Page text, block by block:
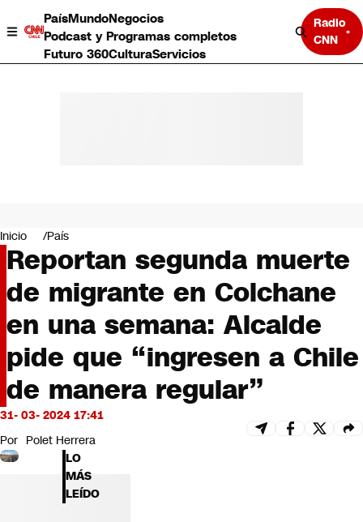
PaísMundoNegocios
Podcast y Programas completos
Futuro 360CulturaServicios
Radio
CNN
Negocios
Deportes
Programas completos
Cultura
Servicios
Bits
CNN tiempo
Futuro 360
Opinión
Inicio País
Reportan segunda muerte
de migrante en Colchane
en una semana: Alcalde
pide que “ingresen a Chile
de manera regular”
31- 03- 2024 17:41
Por Polet Herrera
LO
MÁS
LEÍDO